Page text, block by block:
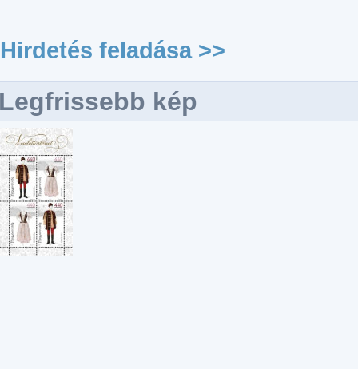
Hirdetés feladása >>
kép